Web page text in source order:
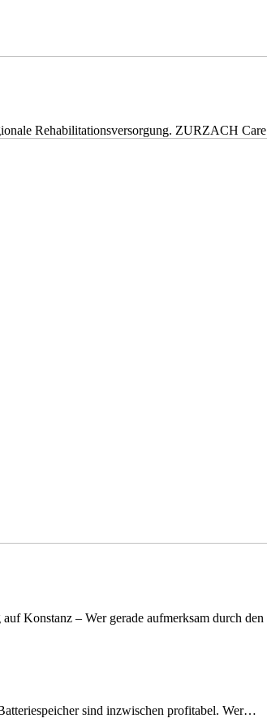
Rehabilitationsversorgung. ZURZACH
Konstanz – Wer gerade aufmerksam durch
sind inzwischen profitabel. Wer…